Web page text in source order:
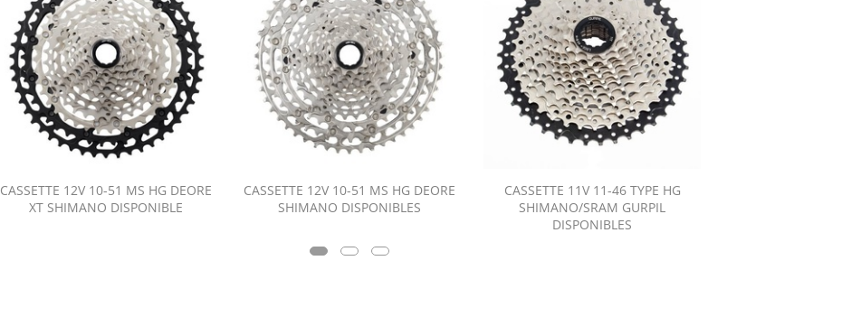
CASSETTE 12V 10-51 MS HG DEORE
XT SHIMANO DISPONIBLE
CASSETTE 12V 10-51 MS HG DEORE
SHIMANO DISPONIBLES
CASSETTE 11V 11-46 TYPE HG
SHIMANO/SRAM GURPIL
DISPONIBLES